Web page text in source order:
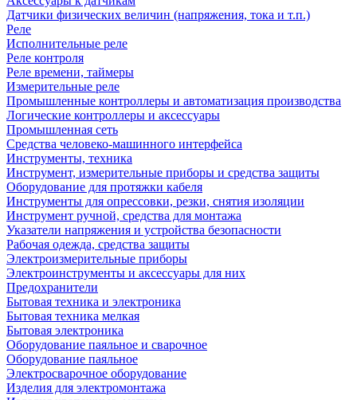
Датчики физических величин (напряжения, тока и т.п.)
Реле
Исполнительные реле
Реле контроля
Реле времени, таймеры
Измерительные реле
Промышленные контроллеры и автоматизация производства
Логические контроллеры и аксессуары
Промышленная сеть
Средства человеко-машинного интерфейса
Инструменты, техника
Инструмент, измерительные приборы и средства защиты
Оборудование для протяжки кабеля
Инструменты для опрессовки, резки, снятия изоляции
Инструмент ручной, средства для монтажа
Указатели напряжения и устройства безопасности
Рабочая одежда, средства защиты
Электроизмерительные приборы
Электроинструменты и аксессуары для них
Предохранители
Бытовая техника и электроника
Бытовая техника мелкая
Бытовая электроника
Оборудование паяльное и сварочное
Оборудование паяльное
Электросварочное оборудование
Изделия для электромонтажа